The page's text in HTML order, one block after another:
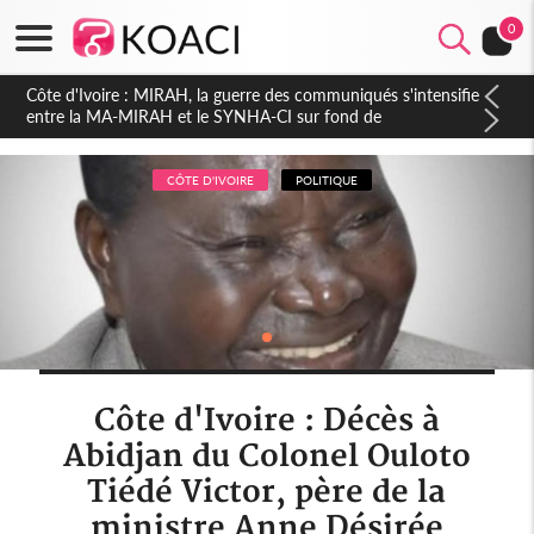
0
Côte d'Ivoire : Indépendance 2026, Thiam plaide pour un
environnement démocratique plus apaisé
CÔTE D'IVOIRE POLITIQUE
Côte d'Ivoire : Décès à
Abidjan du Colonel Ouloto
Tiédé Victor, père de la